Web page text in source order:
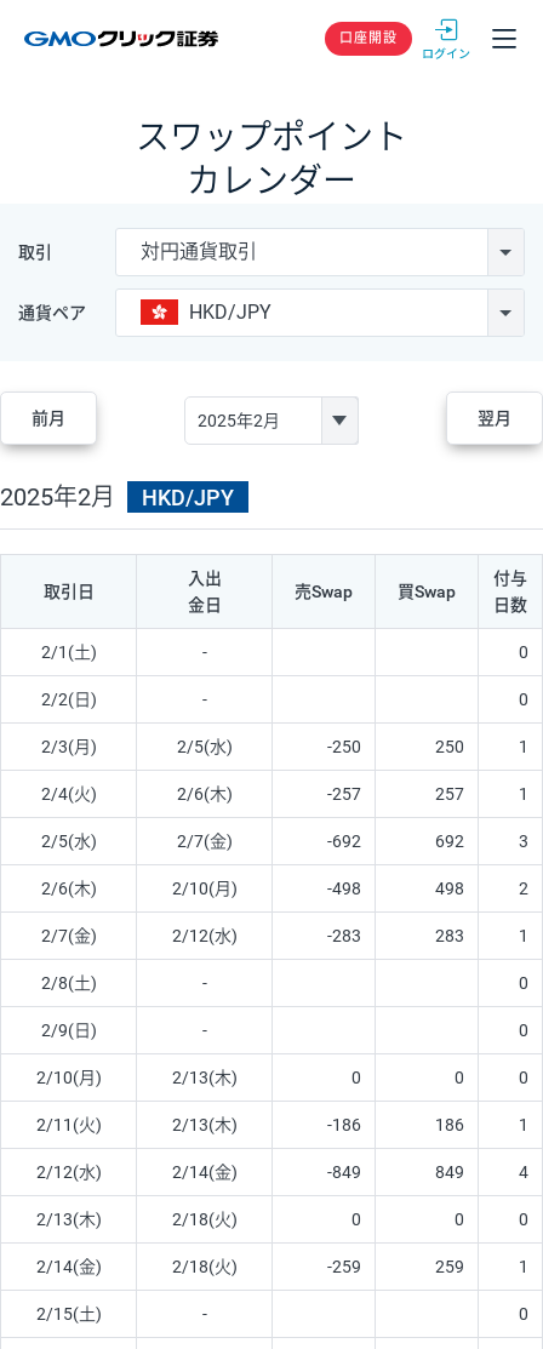
GMOクリック
口座開設
スワップポイント
カレンダー
取引 対円通貨取引
通貨ペア HKD/JPY
前月 翌月
2025年2月 HKD/JPY
取引日
入出
金日
売Swap 買Swap
付与
日数
2/1(土) - 0
2/2(日) - 0
2/3(月) 2/5(水) -250 250 1
2/4(火) 2/6(木) -257 257 1
2/5(水) 2/7(金) -692 692 3
2/6(木) 2/10(月) -498 498 2
2/7(金) 2/12(水) -283 283 1
2/8(土) - 0
2/9(日) - 0
2/10(月) 2/13(木) 0 0 0
2/11(火) 2/13(木) -186 186 1
2/12(水) 2/14(金) -849 849 4
2/13(木) 2/18(火) 0 0 0
2/14(金) 2/18(火) -259 259 1
2/15(土) - 0